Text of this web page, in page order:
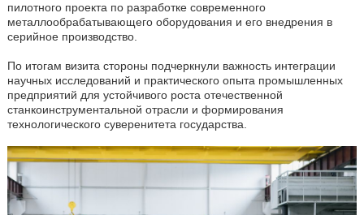
пилотного проекта по разработке современного
металлообрабатывающего оборудования и его внедрения в
серийное производство.
По итогам визита стороны подчеркнули важность интеграции
научных исследований и практического опыта промышленных
предприятий для устойчивого роста отечественной
станкоинструментальной отрасли и формирования
технологического суверенитета государства.